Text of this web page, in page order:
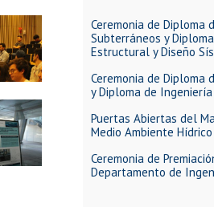
Ceremonia de Diploma
Subterráneos y
Estructural y Diseño
Ceremonia de Diploma
y Diploma de
Puertas Abiertas del
Medio Ambiente
Ceremonia de
Departamento de